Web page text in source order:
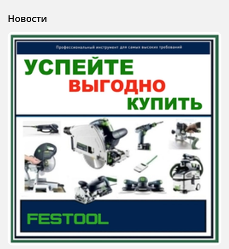
Новости